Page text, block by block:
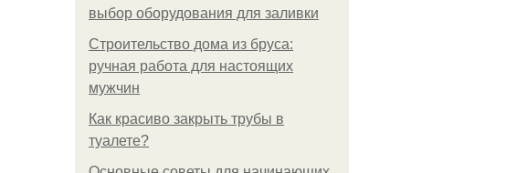
выбор оборудования для заливки
Строительство дома из бруса:
ручная работа для настоящих
мужчин
Как красиво закрыть трубы в
туалете?